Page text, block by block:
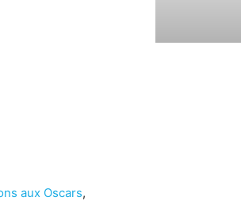
aux Oscars,